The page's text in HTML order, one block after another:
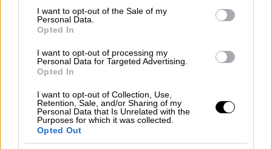
consent section.
I want to opt-out of the Sale of my
Personal Data.
Opted In
I want to opt-out of processing my
Personal Data for Targeted Advertising.
Opted In
I want to opt-out of Collection, Use,
Retention, Sale, and/or Sharing of my
Personal Data that Is Unrelated with the
Purposes for which it was collected.
Opted Out
χρόνο. Η Ευρώπη εισάγει 500
δισεκατομμύρια κυβικά μέτρα φυσικού
αερίου το χρόνο. Δεν παράγει φυσικό αέριο,
το εισάγει ολόκληρο. Και το έξτρα κόστος
γι΄αυτή την κατάσταση, η οποία
δημιουργείται από τη διακοπή των ροών
μέσω Ουκρανίας, θα είναι 70 δισεκατομμύρια
ευρώ το χρόνο - με την τιμή αυτή τη στιγμή
στα 50 ευρώ τη θερμική μεγαβατώρα, ενώ